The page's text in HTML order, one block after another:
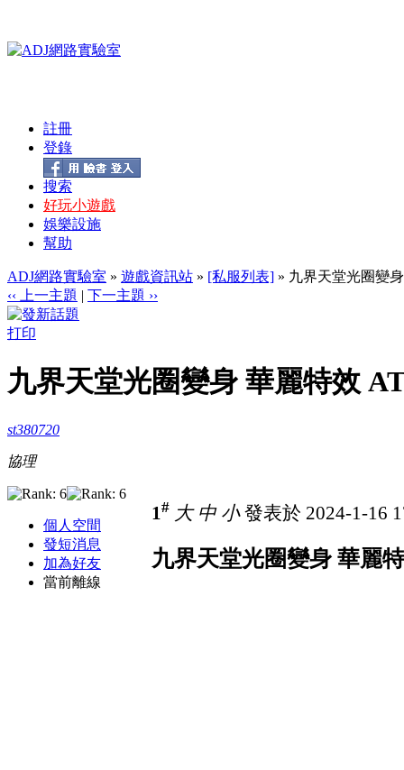
註冊
登錄
搜索
好玩小遊戲
娛樂設施
幫助
ADJ網路實驗室 » 遊戲資訊站 » [私服列表] » 九界天堂光圈變
‹‹ 上一主題 | 下一主題 ››
打印
九界天堂光圈變身 華麗特效
st380720
協理
個人空間
發短消息
加為好友
當前離線
1# 大 中 小發表於 2024-1-16
九界天堂光圈變身 華麗